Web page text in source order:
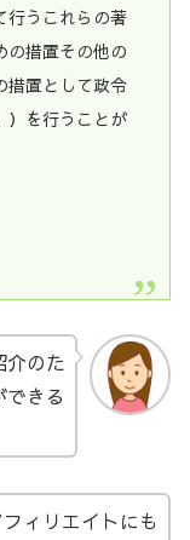
行うこれらの著
の措置その他の
措置として政令
）を行うことが
介のた
きる
ィリエイトにも